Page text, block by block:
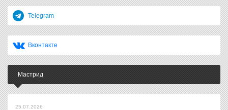
Telegram
Вконтакте
Мастрид
25.07.2026